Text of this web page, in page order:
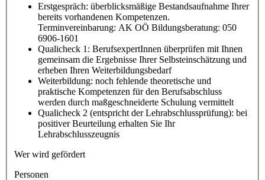
Erstgespräch: überblicksmäßige Bestandsaufnahme Ihrer
bereits vorhandenen Kompetenzen.
Terminvereinbarung: AK OÖ Bildungsberatung: 050
6906-1601
Qualicheck 1: BerufsexpertInnen überprüfen mit Ihnen
gemeinsam die Ergebnisse Ihrer Selbsteinschätzung und
erheben Ihren Weiterbildungsbedarf
Weiterbildung: noch fehlende theoretische und
praktische Kompetenzen für den Berufsabschluss
werden durch maßgeschneiderte Schulung vermittelt
Qualicheck 2 (entspricht der Lehrabschlussprüfung): bei
positiver Beurteilung erhalten Sie Ihr
Lehrabschlusszeugnis
Wer wird gefördert
Personen